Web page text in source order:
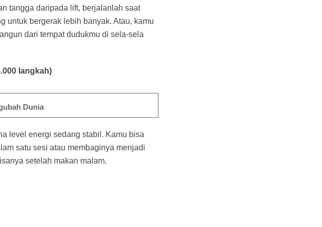
tangga daripada lift, berjalanlah saat
untuk bergerak lebih banyak. Atau, kamu
dari tempat dudukmu di sela-sela
langkah)
Dunia
level energi sedang stabil. Kamu bisa
satu sesi atau membaginya menjadi
setelah makan malam.